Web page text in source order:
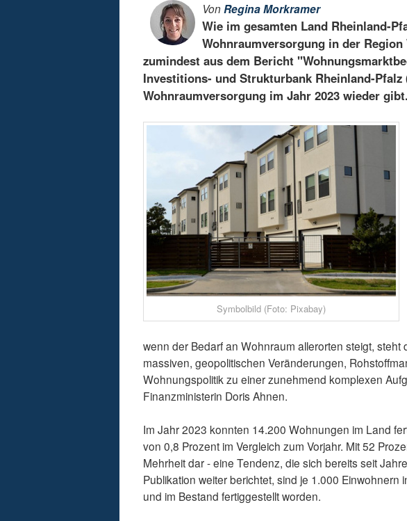
Von Regina Morkramer
Wie im gesamten Land Rheinland-
Wohnraumversorgung in der
zumindest aus dem Bericht
Investitions- und Strukturbank Rheinland-
Wohnraumversorgung im Jahr 2023 wieder gibt.
Symbolbild (Foto: Pixabay)
wenn der Bedarf an Wohnraum allerorten steigt,
massiven, geopolitischen Veränderungen,
Wohnungspolitik zu einer zunehmend komplexen
Finanzministerin Doris Ahnen.
Im Jahr 2023 konnten 14.200 Wohnungen im Land
von 0,8 Prozent im Vergleich zum Vorjahr. Mit 52
Mehrheit dar - eine Tendenz, die sich bereits seit
Publikation weiter berichtet, sind je 1.000
und im Bestand fertiggestellt worden.